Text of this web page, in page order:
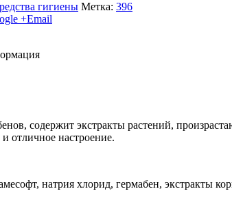
гигиены Метка: 396
+Email
содержит экстракты растений,
отличное настроение.
натрия хлорид, гермабен, экстракты